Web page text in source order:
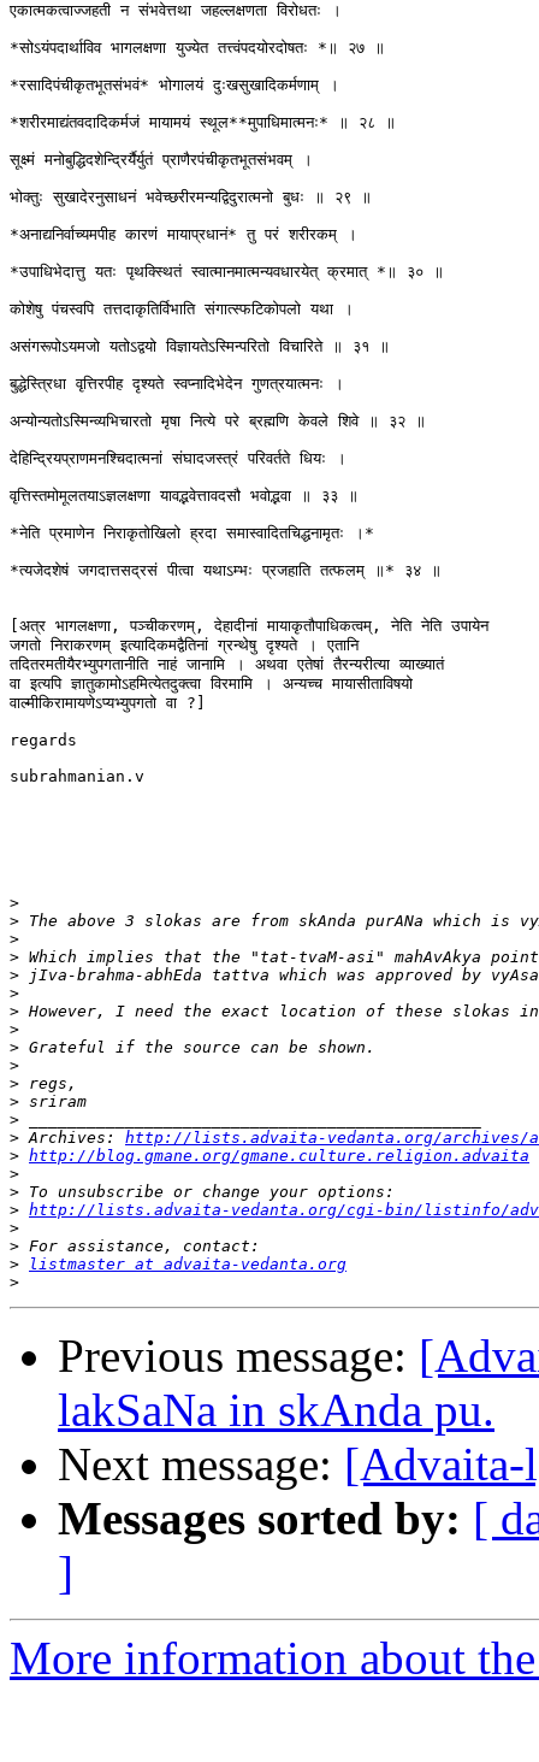
एकात्मकत्वाज्जहती न संभवेत्तथा जहल्लक्षणता विरोधतः ।
*सोऽयंपदार्थाविव भागलक्षणा युज्येत तत्त्वंपदयोरदोषतः *॥ २७ ॥
*रसादिपंचीकृतभूतसंभवं* भोगालयं दुःखसुखादिकर्मणाम् ।
*शरीरमाद्यंतवदादिकर्मजं मायामयं स्थूल**मुपाधिमात्मनः* ॥ २८ ॥
सूक्ष्मं मनोबुद्धिदशेन्द्रिर्यैर्युतं प्राणैरपंचीकृतभूतसंभवम् ।
भोक्तुः सुखादेरनुसाधनं भवेच्छरीरमन्यद्विदुरात्मनो बुधः ॥ २९ ॥
*अनाद्यनिर्वाच्यमपीह कारणं मायाप्रधानं* तु परं शरीरकम् ।
*उपाधिभेदात्तु यतः पृथक्स्थितं स्वात्मानमात्मन्यवधारयेत् क्रमात् *॥ ३० ॥
कोशेषु पंचस्वपि तत्तदाकृतिर्विभाति संगात्स्फटिकोपलो यथा ।
असंगरूपोऽयमजो यतोऽद्वयो विज्ञायतेऽस्मिन्परितो विचारिते ॥ ३१ ॥
बुद्धेस्त्रिधा वृत्तिरपीह दृश्यते स्वप्नादिभेदेन गुणत्रयात्मनः ।
अन्योन्यतोऽस्मिन्व्यभिचारतो मृषा नित्ये परे ब्रह्मणि केवले शिवे ॥ ३२ ॥
देहिन्द्रियप्राणमनश्चिदात्मनां संघादजस्त्रं परिवर्तते धियः ।
वृत्तिस्तमोमूलतयाऽज्ञलक्षणा यावद्भवेत्तावदसौ भवोद्भवा ॥ ३३ ॥
*नेति प्रमाणेन निराकृतोखिलो ह्रदा समास्वादितचिद्धनामृतः ।*
*त्यजेदशेषं जगदात्तसद्रसं पीत्वा यथाऽम्भः प्रजहाति तत्फलम् ॥* ३४ ॥
[अत्र भागलक्षणा, पञ्चीकरणम्, देहादीनां मायाकृतौपाधिकत्वम्, नेति नेति उपायेन
जगतो निराकरणम् इत्यादिकमद्वैतिनां ग्रन्थेषु दृश्यते । एतानि
तदितरमतीयैरभ्युपगतानीति नाहं जानामि । अथवा एतेषां तैरन्यरीत्या व्याख्यातं
वा इत्यपि ज्ञातुकामोऽहमित्येतदुक्त्वा विरमामि । अन्यच्च मायासीताविषयो
वाल्मीकिरामायणेऽप्यभ्युपगतो वा ?]
regards
subrahmanian.v
>
>
>
>
>
>
>
>
>
>
>
>
>
> Archives: http://lists.advaita-vedanta.org/archives/
> http://blog.gmane.org/gmane.culture.religion.advaita
>
>
> http://lists.advaita-vedanta.org/cgi-bin/listinfo/
>
>
>
listmaster at advaita-vedanta.org
>
Previous message:
lakSaNa in skAnda pu.
Next message: [Advaita-
Messages sorted by: [
]
More information about